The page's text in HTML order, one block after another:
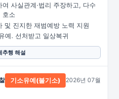
사실관계·법리 주장하고, 다수
호소
및 진지한 재범예방 노력 지원
예. 선처받고 일상복귀
추행 해설
기소유예(불기소) 2026년 07월